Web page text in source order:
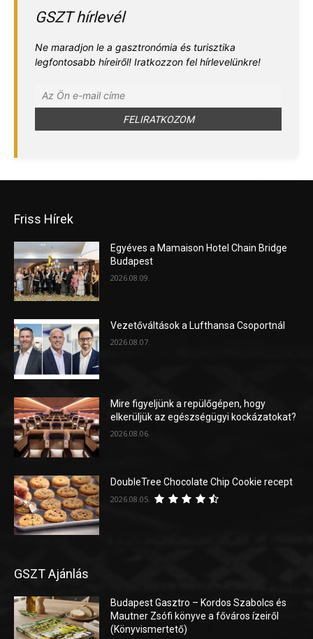
GSZT hírlevél
Ne maradjon le a gasztronómia és turisztika
legfontosabb híreiről! Iratkozzon fel hírlevelünkre!
Friss Hírek
Egyéves a Mamaison Hotel Chain Bridge
Budapest
2026.08.09.
Vezetőváltások a Lufthansa Csoportnál
2026.08.07.
Mire figyeljünk a repülőgépen, hogy
elkerüljük az egészségügyi kockázatokat?
2026.08.06.
DoubleTree Chocolate Chip Cookie recept
2026.08.05.
GSZT Ajánlás
Budapest Gasztro – Kordos Szabolcs és
Mautner Zsófi könyve a főváros ízeiről
(Könyvismertető)